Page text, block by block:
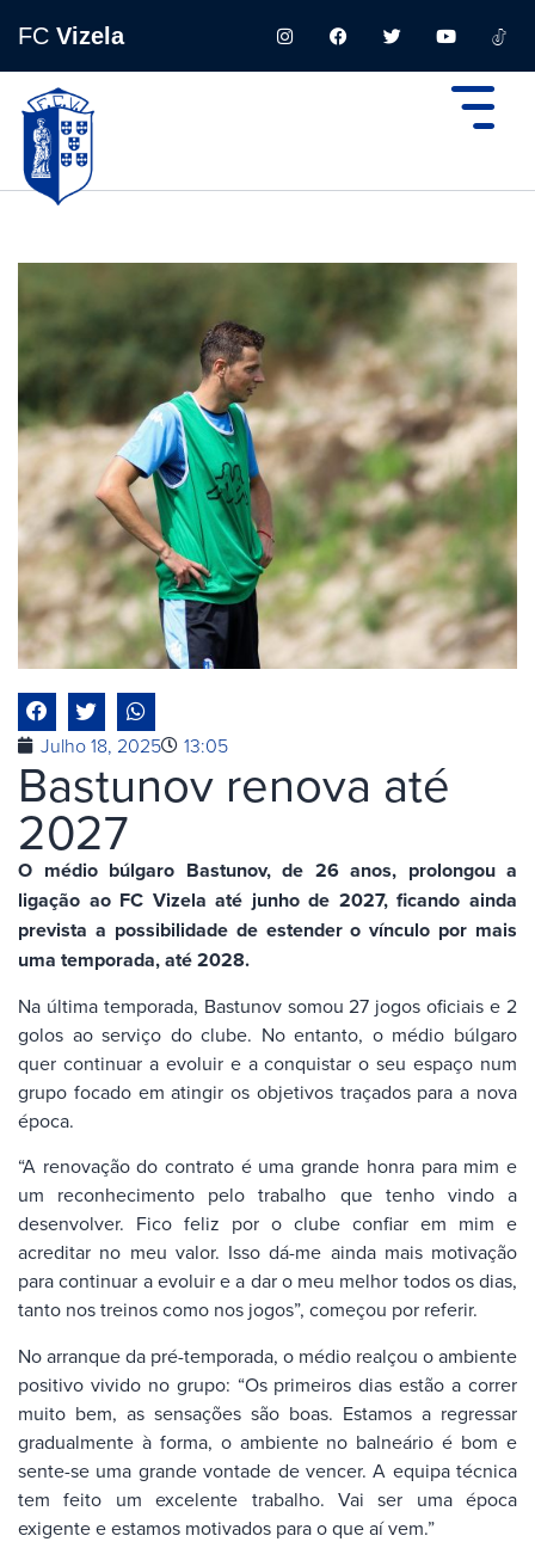
FC Vizela
Julho 18, 2025 13:05
Bastunov renova até
2027
O médio búlgaro Bastunov, de 26 anos, prolongou a
ligação ao FC Vizela até junho de 2027, ficando ainda
prevista a possibilidade de estender o vínculo por mais
uma temporada, até 2028.
Na última temporada, Bastunov somou 27 jogos oficiais e 2
golos ao serviço do clube. No entanto, o médio búlgaro
quer continuar a evoluir e a conquistar o seu espaço num
grupo focado em atingir os objetivos traçados para a nova
época.
“A renovação do contrato é uma grande honra para mim e
um reconhecimento pelo trabalho que tenho vindo a
desenvolver. Fico feliz por o clube confiar em mim e
acreditar no meu valor. Isso dá-me ainda mais motivação
para continuar a evoluir e a dar o meu melhor todos os dias,
tanto nos treinos como nos jogos”, começou por referir.
No arranque da pré-temporada, o médio realçou o ambiente
positivo vivido no grupo: “Os primeiros dias estão a correr
muito bem, as sensações são boas. Estamos a regressar
gradualmente à forma, o ambiente no balneário é bom e
sente-se uma grande vontade de vencer. A equipa técnica
tem feito um excelente trabalho. Vai ser uma época
exigente e estamos motivados para o que aí vem.”